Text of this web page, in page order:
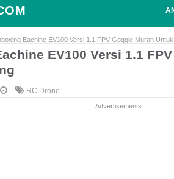
Eachine EV100 Versi 1.1 FPV Goggle Murah
EV100 Versi 1.1
RC Drone
Advertisements